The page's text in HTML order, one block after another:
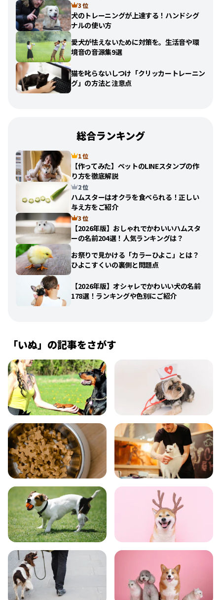
3 位
犬のトレーニングが上達する！ハンドシグ
ナルの使い方
愛犬が怯えないために対策を。生活音や環
境音の音源集9選
猫を叱らないしつけ「クリッカートレーニン
グ」の方法と注意点
総合ランキング
1 位
【作ってみた】ペットのLINEスタンプの作
り方を徹底解説
2 位
ハムスターはオクラを食べられる！正しい
与え方をご紹介
3 位
【2026年版】おしゃれでかわいいハムスタ
ーの名前204選！人気ランキングは？
お祭りで見かける「カラーひよこ」とは？
ひよこすくいの裏側と問題点
【2026年版】オシャレでかわいい犬の名前
178選！ランキングや色別にご紹介
「いぬ」の記事をさがす
飼い方 健康
食事 お手入れ
トレーニング グッズ